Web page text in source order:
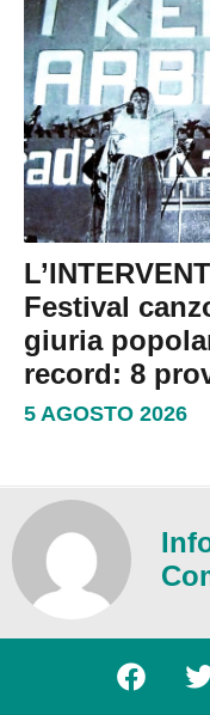
Festival
giuria
record: 8
5 AGOSTO 2026